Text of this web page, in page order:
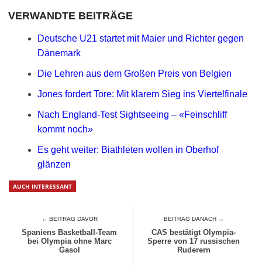
VERWANDTE BEITRÄGE
Deutsche U21 startet mit Maier und Richter gegen
Dänemark
Die Lehren aus dem Großen Preis von Belgien
Jones fordert Tore: Mit klarem Sieg ins Viertelfinale
Nach England-Test Sightseeing – «Feinschliff
kommt noch»
Es geht weiter: Biathleten wollen in Oberhof
glänzen
AUCH INTERESSANT
← BEITRAG DAVOR
Spaniens Basketball-Team
bei Olympia ohne Marc
Gasol
BEITRAG DANACH →
CAS bestätigt Olympia-
Sperre von 17 russischen
Ruderern